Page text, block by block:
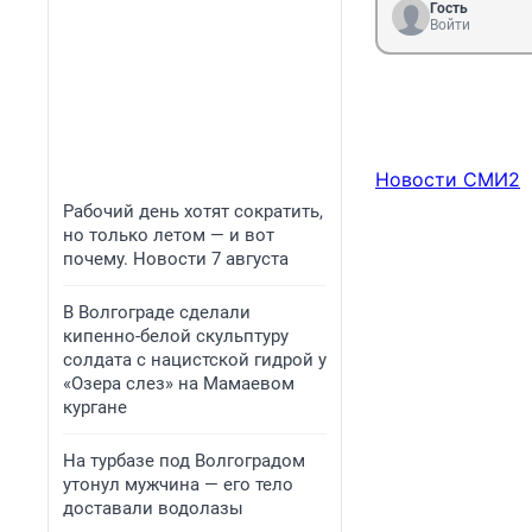
Рабочий день хотят сократить,
но только летом — и вот
почему. Новости 7 августа
В Волгограде сделали
кипенно-белой скульптуру
солдата с нацистской гидрой у
«Озера слез» на Мамаевом
кургане
На турбазе под Волгоградом
утонул мужчина — его тело
доставали водолазы
Гость
Войти
Новости СМИ2